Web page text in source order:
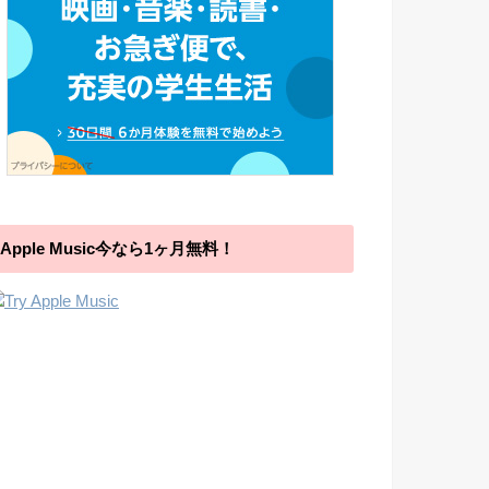
Apple Music今なら1ヶ月無料！